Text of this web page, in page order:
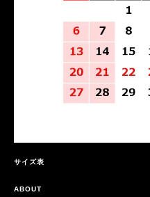
サイズ表
ABOUT